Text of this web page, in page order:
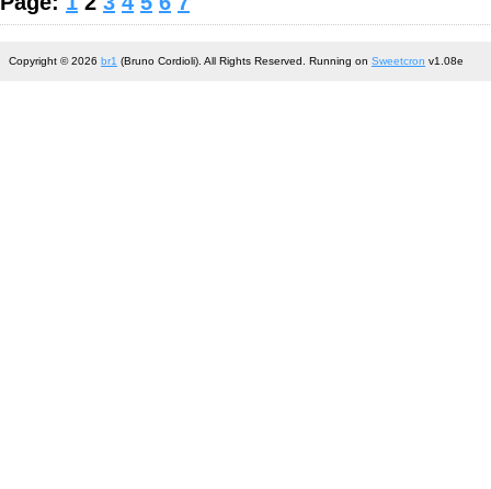
Copyright © 2026 br1 (Bruno Cordioli). All Rights Reserved. Running on Sweetcron v1.08e